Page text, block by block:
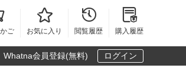
ご

お気に入り

閲覧履歴

購入履歴
Whatna会員登録(無料) ログイン